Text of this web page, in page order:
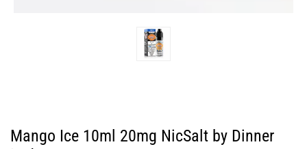
Mango Ice 10ml 20mg NicSalt by Dinner